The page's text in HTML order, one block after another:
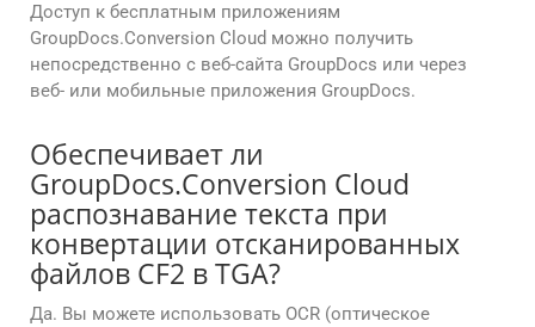
Доступ к бесплатным приложениям
GroupDocs.Conversion Cloud можно получить
непосредственно с веб-сайта GroupDocs или через
веб- или мобильные приложения GroupDocs.
Обеспечивает ли
GroupDocs.Conversion Cloud
распознавание текста при
конвертации отсканированных
файлов CF2 в TGA?
Да. Вы можете использовать OCR (оптическое